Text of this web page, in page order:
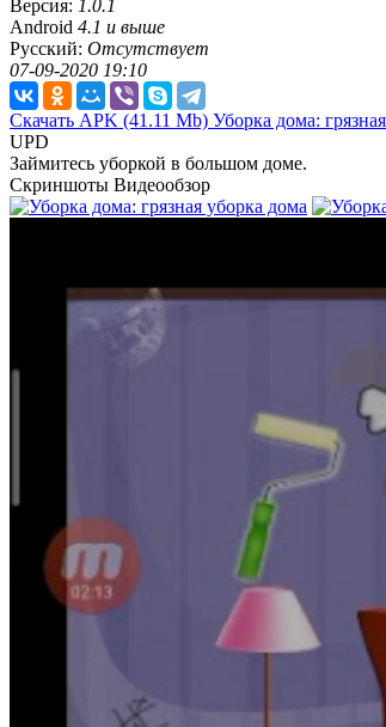
Версия: 1.0.1
Android 4.1 и выше
Русский: Отсутствует
07-09-2020 19:10
Скачать APK (41.11 Mb) Уборка дома:
UPD
Займитесь уборкой в большом доме.
Скриншоты Видеообзор